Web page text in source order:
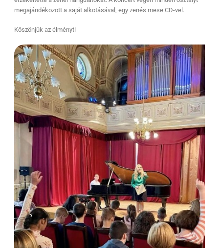
megajándékozott a saját alkotásával, egy zenés mese CD-vel.
Köszönjük az élményt!